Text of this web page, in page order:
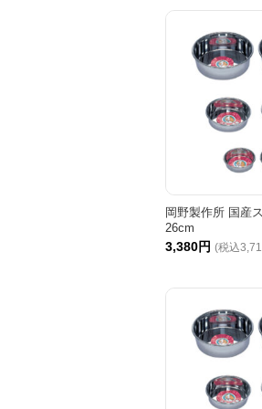
岡野製作所 国産
26cm
3,380円 (税込